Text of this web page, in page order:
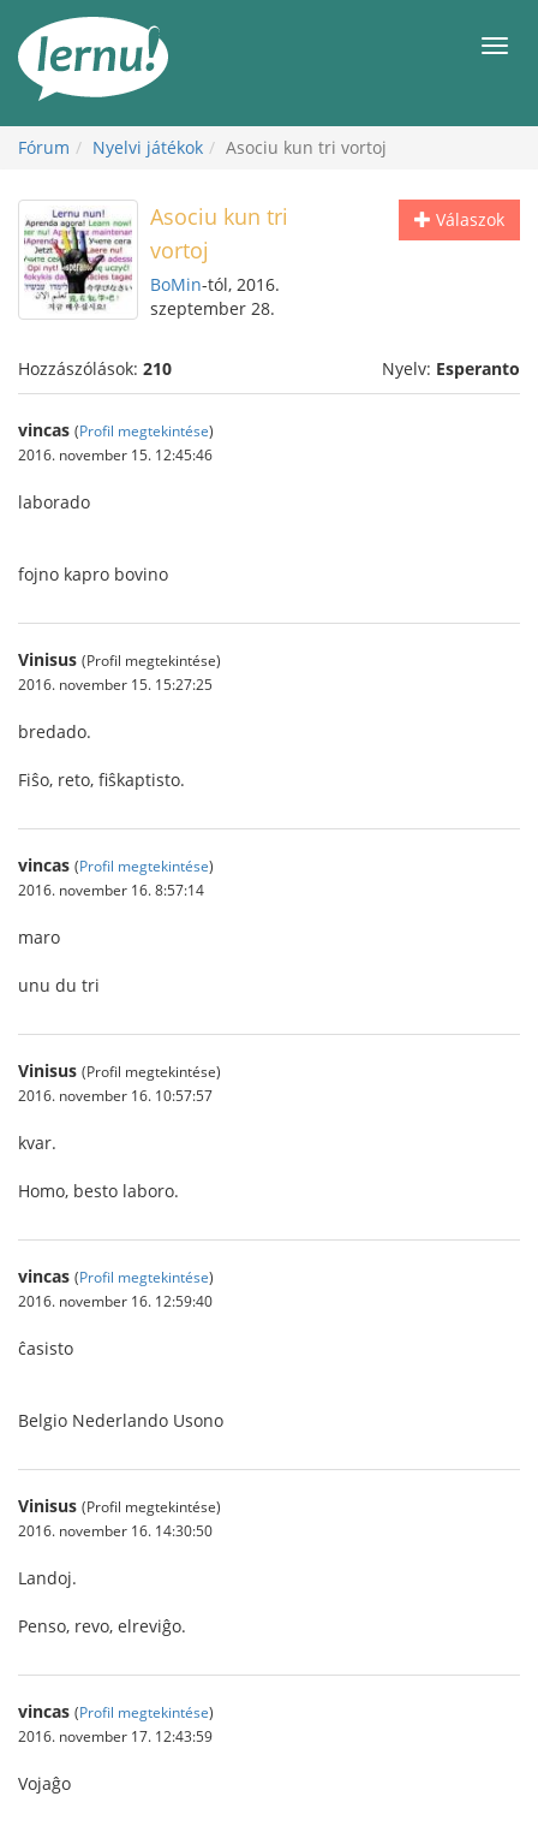
Fórum Nyelvi játékok Asociu kun tri vortoj
Válaszok
Asociu kun tri
vortoj
BoMin-tól, 2016.
szeptember 28.
Hozzászólások: 210 Nyelv: Esperanto
vincas (Profil megtekintése)
2016. november 15. 12:45:46
laborado
fojno kapro bovino
Vinisus (Profil megtekintése)
2016. november 15. 15:27:25
bredado.
Fiŝo, reto, fiŝkaptisto.
vincas (Profil megtekintése)
2016. november 16. 8:57:14
maro
unu du tri
Vinisus (Profil megtekintése)
2016. november 16. 10:57:57
kvar.
Homo, besto laboro.
vincas (Profil megtekintése)
2016. november 16. 12:59:40
ĉasisto
Belgio Nederlando Usono
Vinisus (Profil megtekintése)
2016. november 16. 14:30:50
Landoj.
Penso, revo, elreviĝo.
vincas (Profil megtekintése)
2016. november 17. 12:43:59
Vojaĝo